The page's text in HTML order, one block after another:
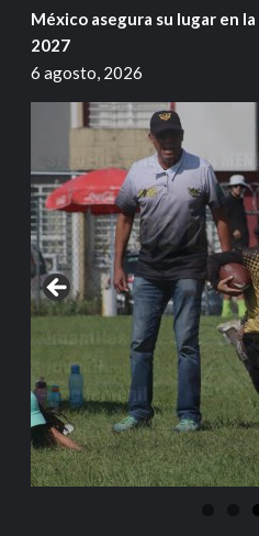
México asegura su lugar en
2027
6 agosto, 2026